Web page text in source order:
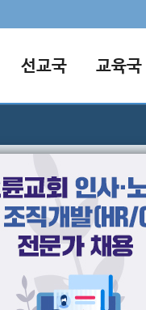
선교국 교육국
니다.